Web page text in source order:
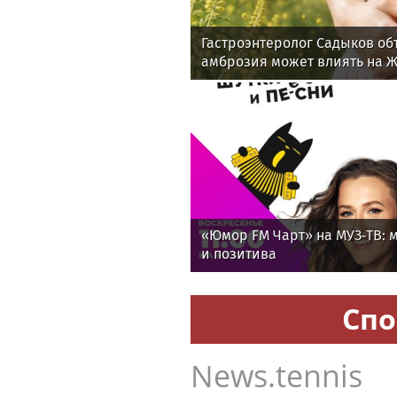
Гастроэнтеролог Садыков
амброзия может влиять на
«Юмор FM Чарт» на МУЗ‑ТВ:
и позитива
News.tennis